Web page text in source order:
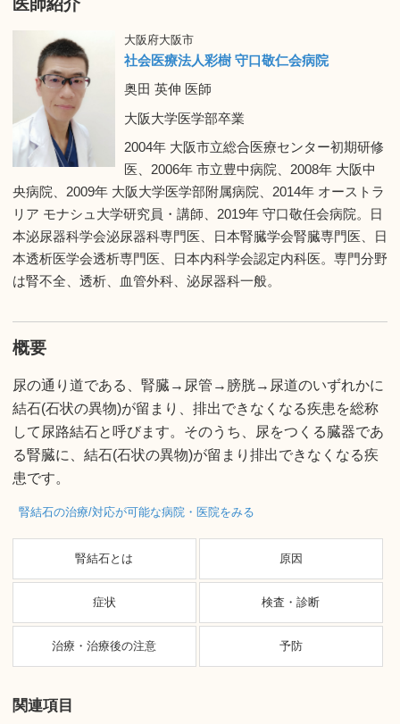
医師紹介
大阪府大阪市
社会医療法人彩樹 守口敬仁会病院
奥田 英伸 医師
大阪大学医学部卒業
2004年 大阪市立総合医療センター初期研修
医、2006年 市立豊中病院、2008年 大阪中
央病院、2009年 大阪大学医学部附属病院、2014年 オーストラ
リア モナシュ大学研究員・講師、2019年 守口敬任会病院。日
本泌尿器科学会泌尿器科専門医、日本腎臓学会腎臓専門医、日
本透析医学会透析専門医、日本内科学会認定内科医。専門分野
は腎不全、透析、血管外科、泌尿器科一般。
概要
尿の通り道である、腎臓→尿管→膀胱→尿道のいずれかに
結石(石状の異物)が留まり、排出できなくなる疾患を総称
して尿路結石と呼びます。そのうち、尿をつくる臓器であ
る腎臓に、結石(石状の異物)が留まり排出できなくなる疾
患です。
腎結石の治療/対応が可能な病院・医院をみる
腎結石とは 原因
症状 検査・診断
治療・治療後の注意 予防
関連項目